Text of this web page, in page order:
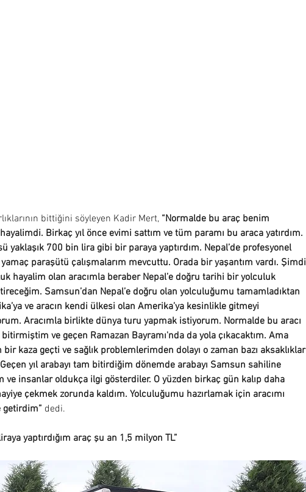
bittiğini söyleyen Kadir Mert, “Normalde bu araç benim
Birkaç yıl önce evimi sattım ve tüm paramı bu araca yatırdım.
yaklaşık 700 bin lira gibi bir paraya yaptırdım. Nepal’de profesyonel
paraşütü çalışmalarım mevcuttu. Orada bir yaşantım vardı. Şimdi
hayalim olan aracımla beraber Nepal’e doğru tarihi bir yolculuk
Samsun’dan Nepal’e doğru olan yolculuğumu tamamladıktan
ve aracın kendi ülkesi olan Amerika’ya kesinlikle gitmeyi
Aracımla birlikte dünya turu yapmak istiyorum. Normalde bu aracı
bitirmiştim ve geçen Ramazan Bayramı'nda da yola çıkacaktım. Ama
bir kaza geçti ve sağlık problemlerimden dolayı o zaman bazı aksaklıklar
yıl arabayı tam bitirdiğim dönemde arabayı Samsun sahiline
ve insanlar oldukça ilgi gösterdiler. O yüzden birkaç gün kalıp daha
çekmek zorunda kaldım. Yolculuğumu hazırlamak için aracımı
getirdim” dedi.
yaptırdığım araç şu an 1,5 milyon TL”